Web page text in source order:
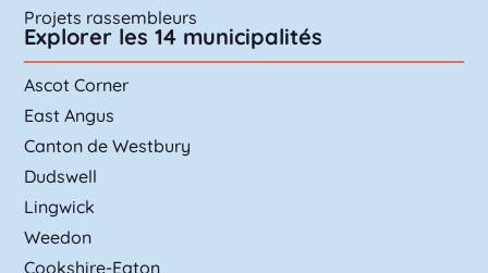
Projets rassembleurs
Explorer les 14 municipalités
Ascot Corner
East Angus
Canton de Westbury
Dudswell
Lingwick
Weedon
Cookshire-Eaton